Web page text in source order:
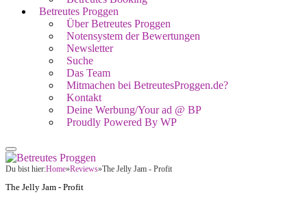
Betreutes Proggen
Über Betreutes Proggen
Notensystem der Bewertungen
Newsletter
Suche
Das Team
Mitmachen bei BetreutesProggen.de?
Kontakt
Deine Werbung/Your ad @ BP
Proudly Powered By WP
Du bist hier:Home»Reviews»The Jelly Jam - Profit
The Jelly Jam - Profit